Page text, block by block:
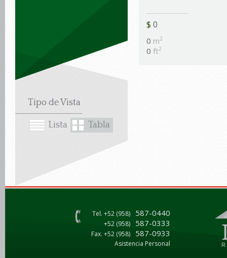
Tipo de Vista
Lista Tabla
$ 0
0 m2
0 ft2
Tel. +52 (958) 587-0440
+52 (958) 587-0333
Fax. +52 (958) 587-0933
Asistencia Personal